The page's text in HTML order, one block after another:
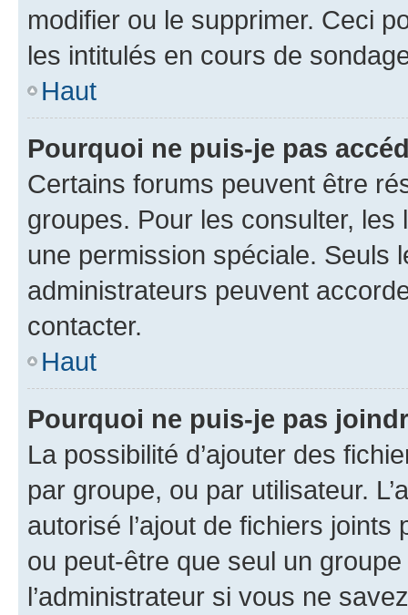
modifier ou le supprimer. Ceci
les intitulés en cours de
Haut
Pourquoi ne puis-je pas
Certains forums peuvent être
groupes. Pour les consulter,
une permission spéciale. Seuls
administrateurs peuvent
contacter.
Haut
Pourquoi ne puis-je pas
La possibilité d’ajouter des
par groupe, ou par utilisateur.
autorisé l’ajout de fichiers
ou peut-être que seul un
l’administrateur si vous ne